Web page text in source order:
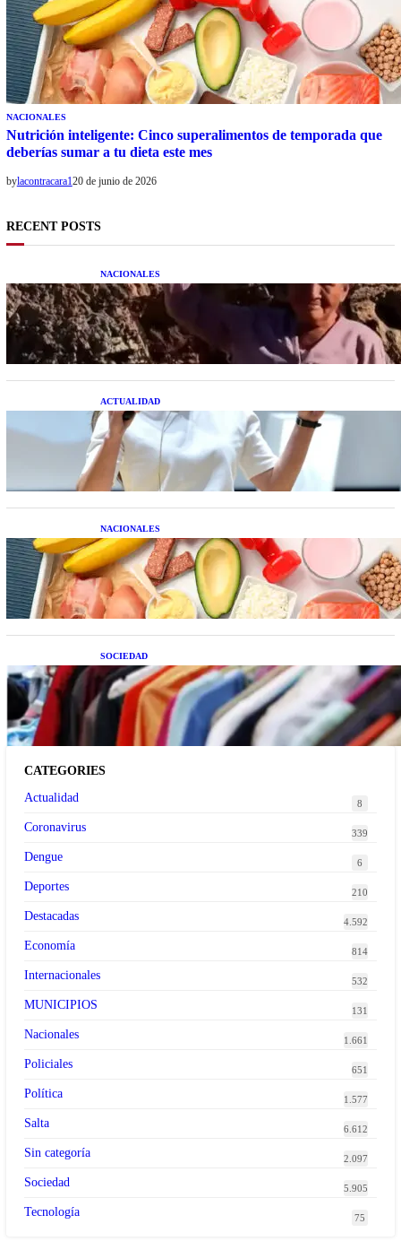
NACIONALES
Nutrición inteligente: Cinco superalimentos de temporada que
deberías sumar a tu dieta este mes
bylacontracara120 de junio de 2026
RECENT POSTS
NACIONALES
Una mujer asegura haber peleado con un
extraterrestre cuerpo a cuerpo
ACTUALIDAD
La startup creada por una salteña que busca
resolver el estrés financiero en Latinoamérica
NACIONALES
Nutrición inteligente: Cinco superalimentos de
temporada que deberías sumar a tu dieta este mes
SOCIEDAD
Las grandes marcas globales se suman a la
tendencia de la ropa de segunda mano premium
CATEGORIES
Actualidad
8
Coronavirus 339
Dengue 6
Deportes 210
Destacadas 4.592
Economía 814
Internacionales 532
MUNICIPIOS 131
Nacionales 1.661
Policiales 651
Política 1.577
Salta 6.612
Sin categoría 2.097
Sociedad 5.905
Tecnología 75